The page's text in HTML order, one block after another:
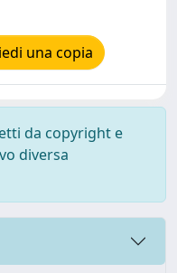
una copia
da copyright e
diversa